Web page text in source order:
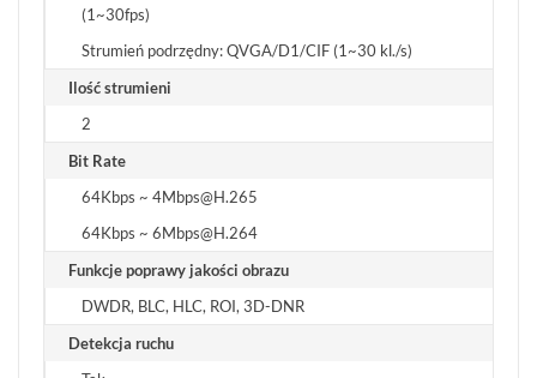
(1~30fps)
Strumień podrzędny: QVGA/D1/CIF (1~30 kl./s)
Ilość strumieni
2
Bit Rate
64Kbps ~ 4Mbps@H.265
64Kbps ~ 6Mbps@H.264
Funkcje poprawy jakości obrazu
DWDR, BLC, HLC, ROI, 3D-DNR
Detekcja ruchu